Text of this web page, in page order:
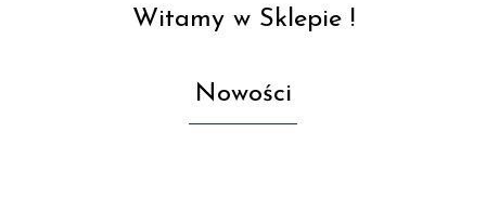
Witamy w Sklepie !
Nowości